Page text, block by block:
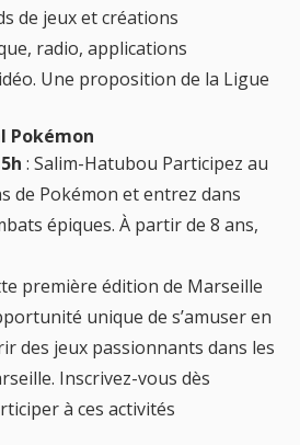
de jeux et créations
radio, applications
Une proposition de la Ligue
Pokémon
: Salim-Hatubou Participez au
de Pokémon et entrez dans
épiques. À partir de 8 ans,
première édition de Marseille
unique de s’amuser en
des jeux passionnants dans les
Inscrivez-vous dès
à ces activités